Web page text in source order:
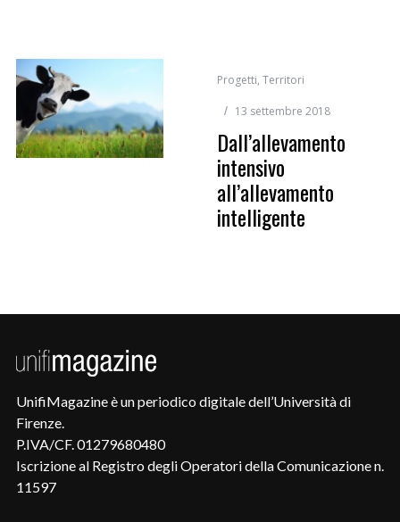
Progetti, Territori
13 settembre 2018
Dall’allevamento
intensivo
all’allevamento
intelligente
UnifiMagazine è un periodico digitale dell’Università di
Firenze.
P.IVA/CF. 01279680480
Iscrizione al Registro degli Operatori della Comunicazione n.
11597